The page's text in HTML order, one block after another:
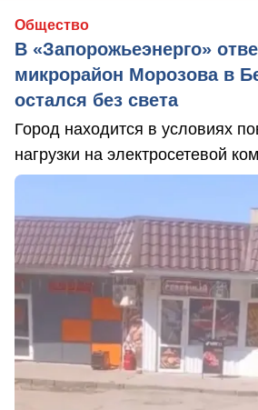
Общество
В «Запорожьеэнерго»
микрорайон Морозова в
остался без света
Город находится в условиях
нагрузки на электросетевой